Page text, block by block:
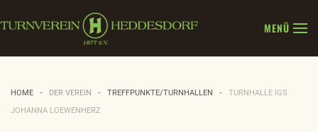
Zum Hauptinhalt springen
MENÜ
HOME DER VEREIN TREFFPUNKTE/TURNHALLEN
TURNHALLE IGS
JOHANNA LOEWENHERZ